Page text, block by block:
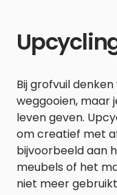
Bij grofvuil
weggooien, maar
leven geven.
om creatief met
bijvoorbeeld aan
meubels of het
niet meer